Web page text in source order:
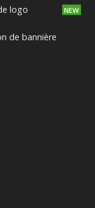
logo
de bannière